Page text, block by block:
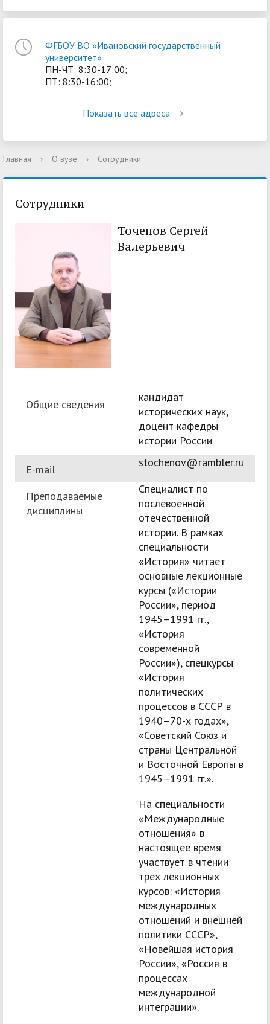
ФГБОУ ВО «Ивановский государственный
университет»
ПН-ЧТ: 8:30-17:00;
ПТ: 8:30-16:00;
Показать все адреса
Главная › О вузе › Сотрудники
Сотрудники
Точенов Сергей
Валерьевич
Общие сведения
кандидат
исторических наук,
доцент кафедры
истории России
E-mail
stochenov@rambler.ru
Преподаваемые
дисциплины
Специалист по
послевоенной
отечественной
истории. В рамках
специальности
«История» читает
основные лекционные
курсы («Истории
России», период
1945–1991 гг.,
«История
современной
России»), спецкурсы
«История
политических
процессов в СССР в
1940–70-х годах»,
«Советский Союз и
страны Центральной
и Восточной Европы в
1945–1991 гг.».
На специальности
«Международные
отношения» в
настоящее время
участвует в чтении
трех лекционных
курсов: «История
международных
отношений и внешней
политики СССР»,
«Новейшая история
России», «Россия в
процессах
международной
интеграции».